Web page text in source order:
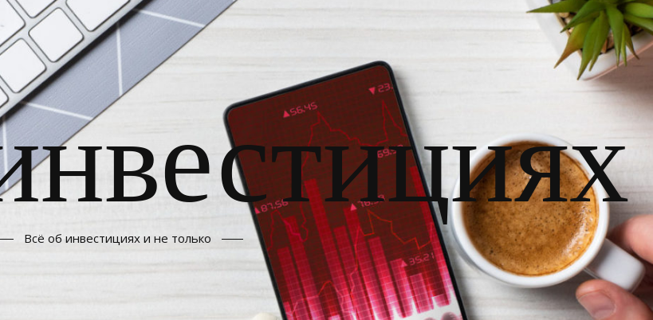
Всё об инвестициях и не только